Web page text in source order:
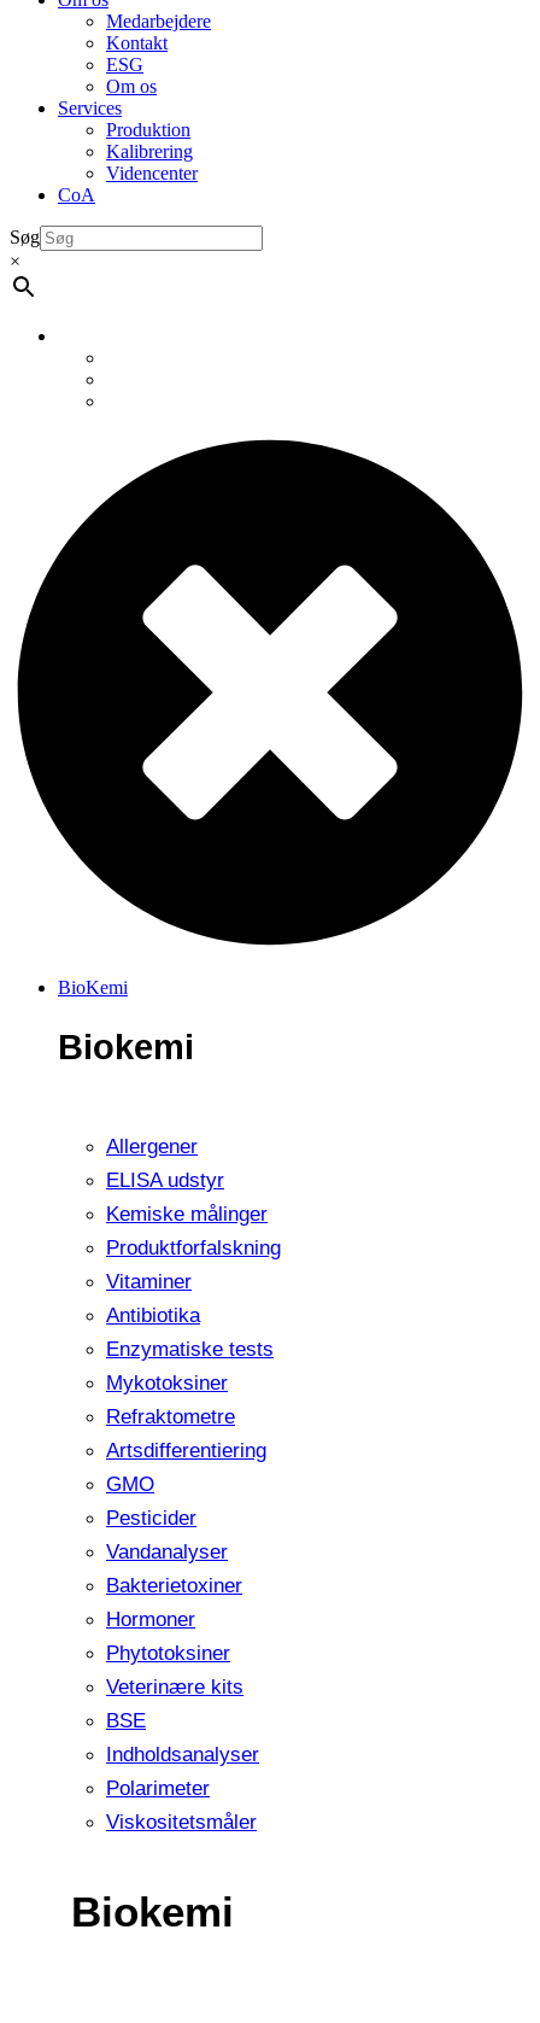
Medarbejdere
Kontakt
ESG
Om os
Services
Produktion
Kalibrering
Videncenter
CoA
Søg
×
BioKemi
Biokemi
Allergener
ELISA udstyr
Kemiske målinger
Produktforfalskning
Vitaminer
Antibiotika
Enzymatiske tests
Mykotoksiner
Refraktometre
Artsdifferentiering
GMO
Pesticider
Vandanalyser
Bakterietoxiner
Hormoner
Phytotoksiner
Veterinære kits
BSE
Indholdsanalyser
Polarimeter
Viskositetsmåler
Biokemi